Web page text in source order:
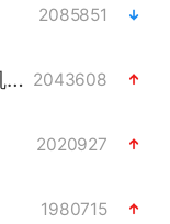
2085851
巡查组提问 工作人员偷用手机查答案 2043608
2020927
1980715